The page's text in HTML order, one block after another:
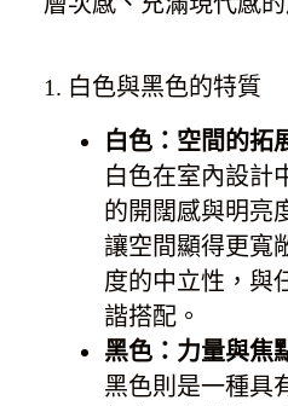
1. 白色與黑色的特質
白色：空間的拓
白色在室內設計
的開闊感與明亮
讓空間顯得更寬
度的中立性，與
諧搭配。
黑色：力量與焦
黑色則是一種具